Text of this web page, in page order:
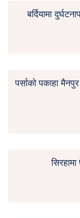
बर्दियामा
पर्साको पकाहा मैनपुर